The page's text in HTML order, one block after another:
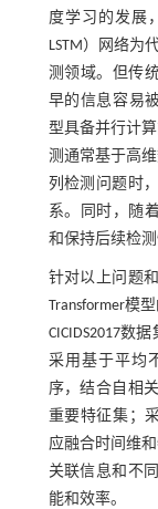
度学习的发展
LSTM）网络为
测领域。但传
早的信息容易
型具备并行计
测通常基于高
列检测问题时
系。同时，随
和保持后续检测
针对以上问题
Transformer模
CICIDS2017数
采用基于平均
序，结合自相
重要特征集；
应融合时间维
关联信息和不
能和效率。